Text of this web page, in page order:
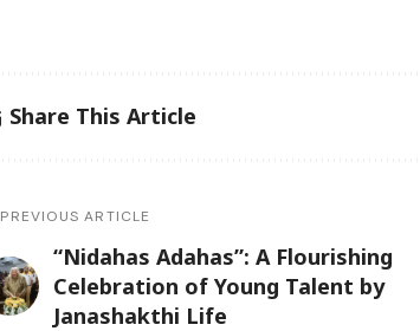
Share This Article
PREVIOUS ARTICLE
“Nidahas Adahas”: A Flourishing
Celebration of Young Talent by
Janashakthi Life